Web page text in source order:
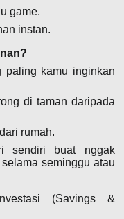
game.
instan.
paling kamu inginkan
di taman daripada
rumah.
sendiri buat nggak
seminggu atau
(Savings &